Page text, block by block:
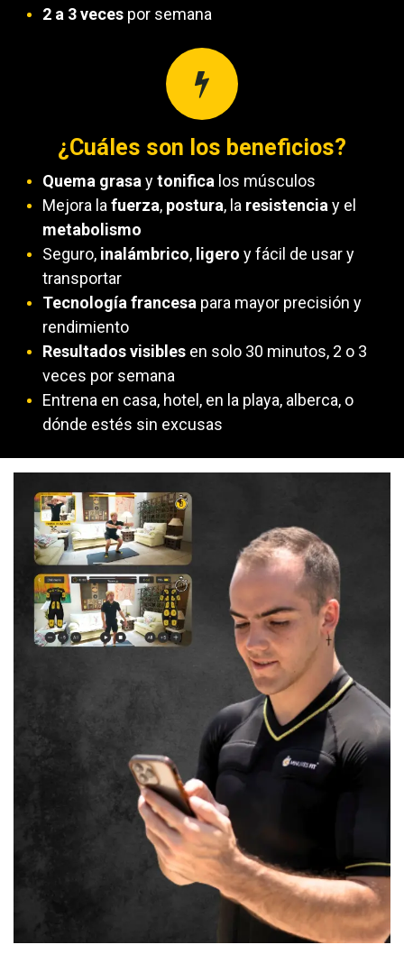
2 a 3 veces por semana
¿Cuáles son los beneficios?
Quema grasa ytonifica los músculos
Mejora la fuerza, postura, la resistencia y el
metabolismo
Seguro, inalámbrico, ligero y fácil de usar y
transportar
Tecnología francesa para mayor precisión y
rendimiento
Resultados visibles en solo 30 minutos, 2 o 3
veces por semana
Entrena en casa, hotel, en la playa, alberca, o
dónde estés sin excusas